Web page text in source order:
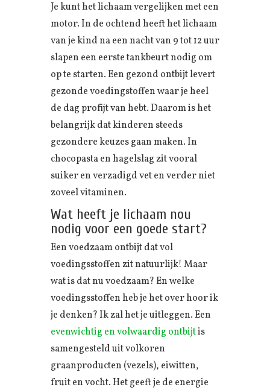
Je kunt het lichaam vergelijken met een
motor. In de ochtend heeft het lichaam
van je kind na een nacht van 9 tot 12 uur
slapen een eerste tankbeurt nodig om
op te starten. Een gezond ontbijt levert
gezonde voedingstoffen waar je heel
de dag profijt van hebt. Daarom is het
belangrijk dat kinderen steeds
gezondere keuzes gaan maken. In
chocopasta en hagelslag zit vooral
suiker en verzadigd vet en verder niet
zoveel vitaminen.
Wat heeft je lichaam nou
nodig voor een goede start?
Een voedzaam ontbijt dat vol
voedingsstoffen zit natuurlijk! Maar
wat is dat nu voedzaam? En welke
voedingsstoffen heb je het over hoor ik
je denken? Ik zal het je uitleggen. Een
evenwichtig en volwaardig ontbijtis
samengesteld uit volkoren
graanproducten (vezels), eiwitten,
fruit en vocht. Het geeft je de energie